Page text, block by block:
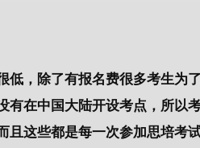
低，除了有报名费很多考生为
有在中国大陆开设考点，所以
且这些都是每一次参加思培考